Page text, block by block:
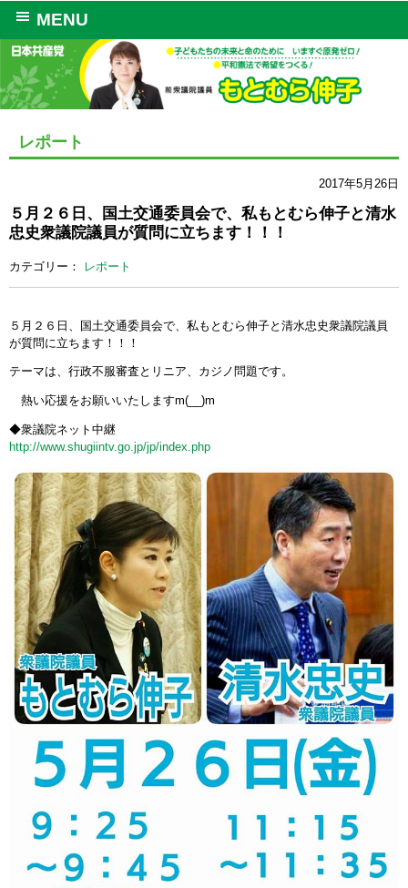
MENU
レポート
2017年5月26日
５月２６日、国土交通委員会で、私もとむら伸子と清水
忠史衆議院議員が質問に立ちます！！！
カテゴリー： レポート
５月２６日、国土交通委員会で、私もとむら伸子と清水忠史衆議院議員
が質問に立ちます！！！
テーマは、行政不服審査とリニア、カジノ問題です。
熱い応援をお願いいたしますm(__)m
◆衆議院ネット中継
http://www.shugiintv.go.jp/jp/index.php